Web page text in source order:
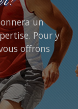
un
Pour y
offrons